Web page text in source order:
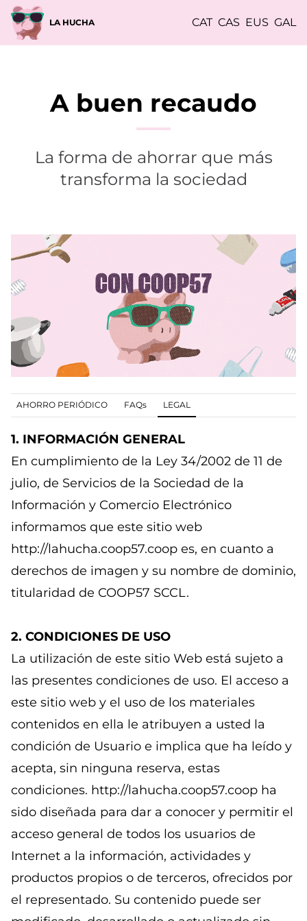
LA HUCHA CAT CAS EUS GAL
A buen recaudo
La forma de ahorrar que más
transforma la sociedad
AHORRO PERIÓDICO FAQs LEGAL
1. INFORMACIÓN GENERAL
En cumplimiento de la Ley 34/2002 de 11 de
julio, de Servicios de la Sociedad de la
Información y Comercio Electrónico
informamos que este sitio web
http://lahucha.coop57.coop es, en cuanto a
derechos de imagen y su nombre de dominio,
titularidad de COOP57 SCCL.
2. CONDICIONES DE USO
La utilización de este sitio Web está sujeto a
las presentes condiciones de uso. El acceso a
este sitio web y el uso de los materiales
contenidos en ella le atribuyen a usted la
condición de Usuario e implica que ha leído y
acepta, sin ninguna reserva, estas
condiciones. http://lahucha.coop57.coop ha
sido diseñada para dar a conocer y permitir el
acceso general de todos los usuarios de
Internet a la información, actividades y
productos propios o de terceros, ofrecidos por
el representado. Su contenido puede ser